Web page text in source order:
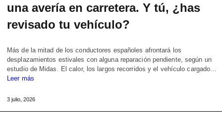
una avería en carretera. Y tú, ¿has
revisado tu vehículo?
Más de la mitad de los conductores españoles afrontará los
desplazamientos estivales con alguna reparación pendiente, según un
estudio de Midas. El calor, los largos recorridos y el vehículo cargado…
Leer más
3 julio, 2026